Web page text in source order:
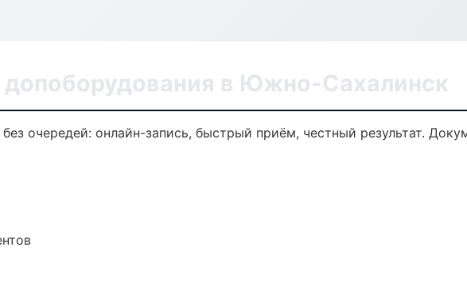
допоборудования в Южно-Сахалинск
очередей: онлайн-запись, быстрый приём, честный результат.